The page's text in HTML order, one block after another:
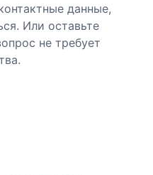
данные,
Или оставьте
не требует